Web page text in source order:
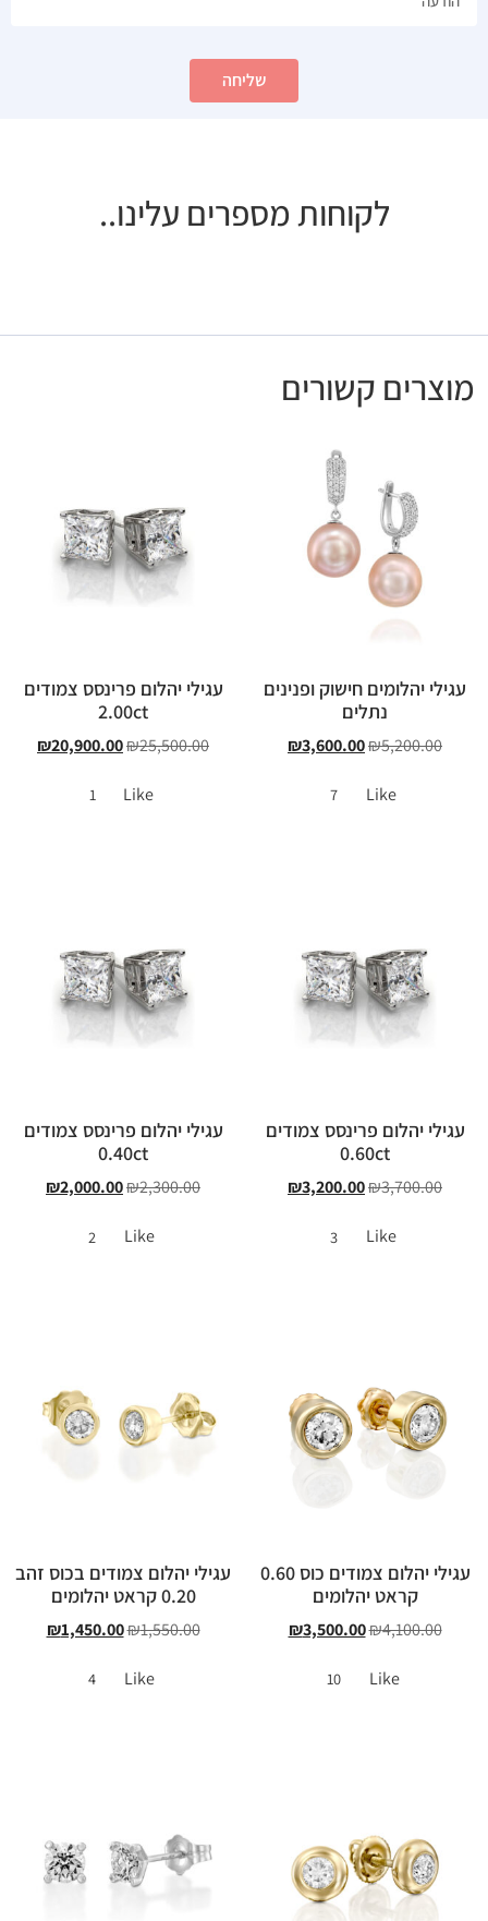
שליחה
לקוחות מספרים עלינו..
מוצרים קשורים
עגילי יהלומים חישוק ופנינים
נתלים
₪5,200.00
₪3,600.00
Like
7
עגילי יהלום פרינסס צמודים
2.00ct
₪25,500.00
₪20,900.00
Like
1
עגילי יהלום פרינסס צמודים
0.60ct
₪3,700.00
₪3,200.00
Like
3
עגילי יהלום פרינסס צמודים
0.40ct
₪2,300.00
₪2,000.00
Like
2
עגילי יהלום צמודים כוס 0.60
קראט יהלומים
₪4,100.00
₪3,500.00
Like
10
עגילי יהלום צמודים בכוס זהב
0.20 קראט יהלומים
₪1,550.00
₪1,450.00
Like
4